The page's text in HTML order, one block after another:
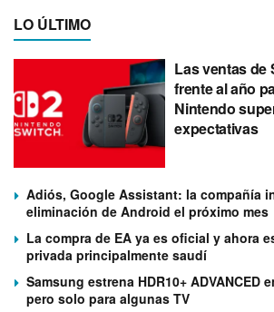
LO ÚLTIMO
Las ventas de
frente al año
Nintendo
expectativas
Adiós, Google Assistant: la compañía
eliminación de Android el próximo mes
La compra de EA ya es oficial y ahora
privada principalmente saudí
Samsung estrena HDR10+ ADVANCED
pero solo para algunas TV